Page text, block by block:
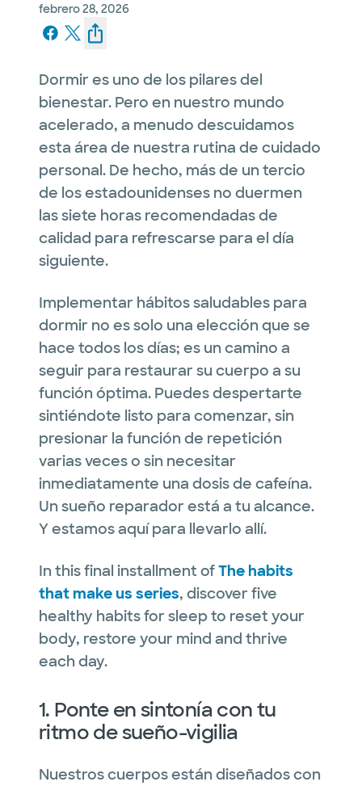
febrero 28, 2026
Dormir es uno de los pilares del
bienestar. Pero en nuestro mundo
acelerado, a menudo descuidamos
esta área de nuestra rutina de cuidado
personal. De hecho, más de un tercio
de los estadounidenses no duermen
las siete horas recomendadas de
calidad para refrescarse para el día
siguiente.
Implementar hábitos saludables para
dormir no es solo una elección que se
hace todos los días; es un camino a
seguir para restaurar su cuerpo a su
función óptima. Puedes despertarte
sintiéndote listo para comenzar, sin
presionar la función de repetición
varias veces o sin necesitar
inmediatamente una dosis de cafeína.
Un sueño reparador está a tu alcance.
Y estamos aquí para llevarlo allí.
In this final installment ofThe habits
that make us series, discover five
healthy habits for sleep to reset your
body, restore your mind and thrive
each day.
1. Ponte en sintonía con tu
ritmo de sueño-vigilia
Nuestros cuerpos están diseñados con